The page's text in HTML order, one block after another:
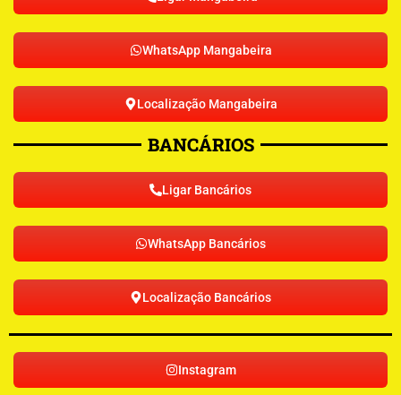
WhatsApp Mangabeira
Localização Mangabeira
BANCÁRIOS
Ligar Bancários
WhatsApp Bancários
Localização Bancários
Instagram